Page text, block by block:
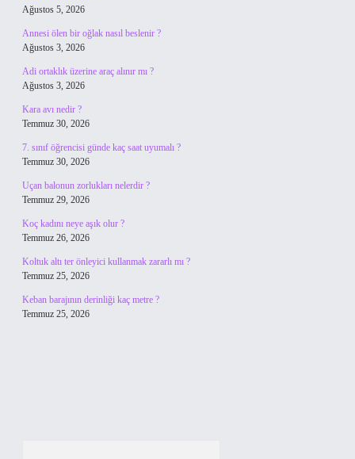
Ağustos 5, 2026
Annesi ölen bir oğlak nasıl beslenir ?
Ağustos 3, 2026
Adi ortaklık üzerine araç alınır mı ?
Ağustos 3, 2026
Kara avı nedir ?
Temmuz 30, 2026
7. sınıf öğrencisi günde kaç saat uyumalı ?
Temmuz 30, 2026
Uçan balonun zorlukları nelerdir ?
Temmuz 29, 2026
Koç kadını neye aşık olur ?
Temmuz 26, 2026
Koltuk altı ter önleyici kullanmak zararlı mı ?
Temmuz 25, 2026
Keban barajının derinliği kaç metre ?
Temmuz 25, 2026